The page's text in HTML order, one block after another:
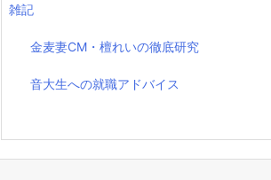
雑記
金麦妻CM・檀れいの徹底研究
音大生への就職アドバイス